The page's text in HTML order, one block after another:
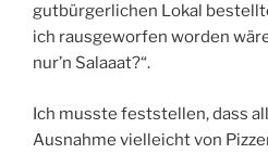
gutbürgerlichen Lokal
ich rausgeworfen worden
nur’n Salaaat?“.
Ich musste feststellen, dass
Ausnahme vielleicht von